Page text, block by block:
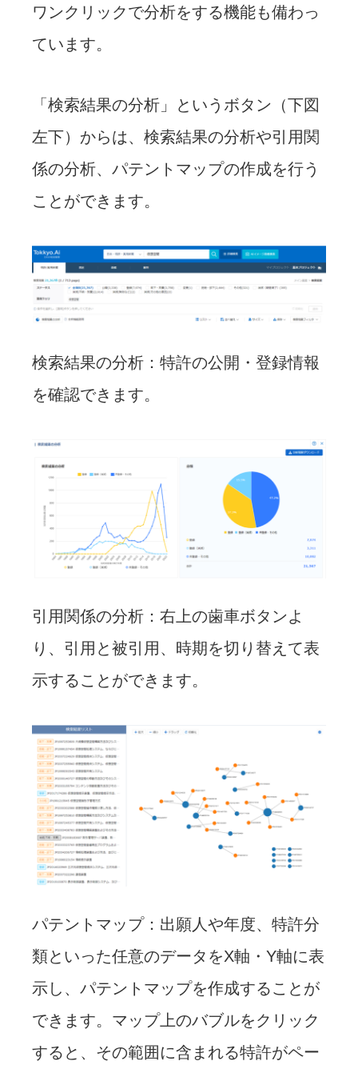
ワンクリックで分析をする機能も備わっ
ています。
「検索結果の分析」というボタン（下図
左下）からは、検索結果の分析や引用関
係の分析、パテントマップの作成を行う
ことができます。
検索結果の分析：特許の公開・登録情報
を確認できます。
引用関係の分析：右上の歯車ボタンよ
り、引用と被引用、時期を切り替えて表
示することができます。
パテントマップ：出願人や年度、特許分
類といった任意のデータをX軸・Y軸に表
示し、パテントマップを作成することが
できます。マップ上のバブルをクリック
すると、その範囲に含まれる特許がペー